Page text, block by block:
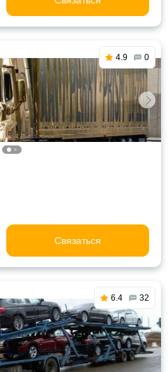
4.9 0
Связаться
6.4 32